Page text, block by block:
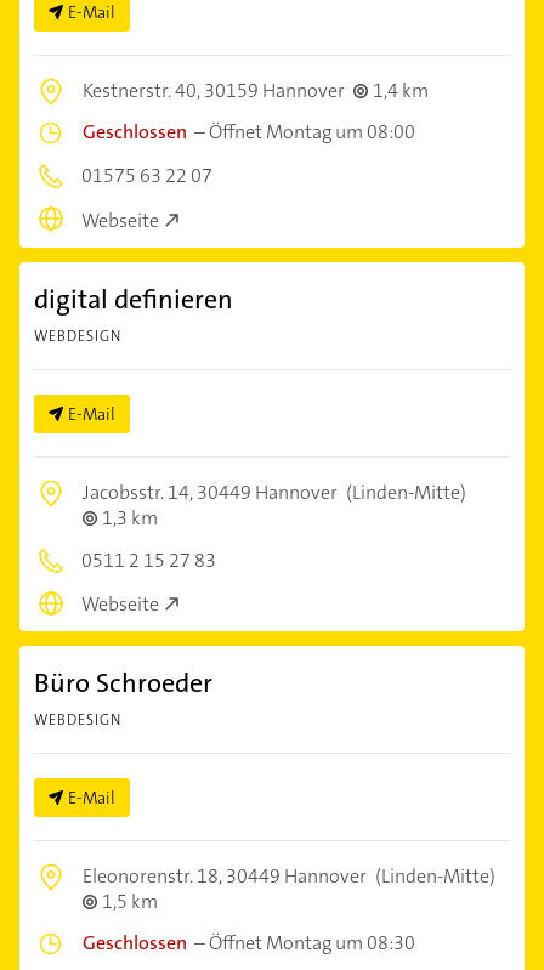
E-Mail
Kestnerstr. 40,30159 Hannover
1,4 km
Geschlossen –Öffnet Montag um 08:00
01575 63 22 07
Webseite
digital definieren
WEBDESIGN
E-Mail
Jacobsstr. 14,30449 Hannover (Linden-Mitte)
1,3 km
0511 2 15 27 83
Webseite
Büro Schroeder
WEBDESIGN
E-Mail
Eleonorenstr. 18,30449 Hannover (Linden-Mitte)
1,5 km
Geschlossen –Öffnet Montag um 08:30